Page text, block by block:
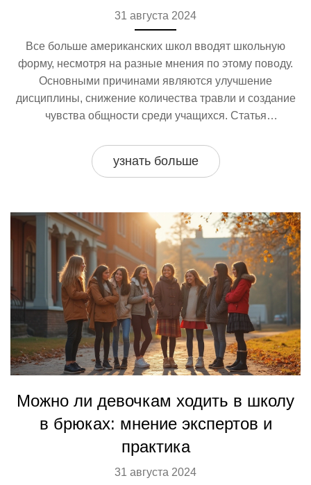
31 августа 2024
Все больше американских школ вводят школьную
форму, несмотря на разные мнения по этому поводу.
Основными причинами являются улучшение
дисциплины, снижение количества травли и создание
чувства общности среди учащихся. Статья
школьной формы, а также предоставит полезные
советы для родителей и учителей.
узнать больше
Можно ли девочкам ходить в школу
в брюках: мнение экспертов и
практика
31 августа 2024